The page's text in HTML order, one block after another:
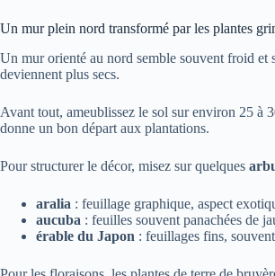
Un mur plein nord transformé par les plantes
Un mur orienté au nord semble souvent froid et
deviennent plus secs.
Avant tout, ameublissez le sol sur environ 25 à
donne un bon départ aux plantations.
Pour structurer le décor, misez sur quelques
aralia : feuillage graphique, aspect
aucuba : feuilles souvent panachées de
érable du Japon : feuillages fins,